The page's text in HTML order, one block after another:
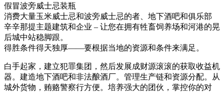
假冒波旁威士忌装瓶
消费大量玉米威士忌和波旁威士忌的者、地下酒吧和俱乐部
辛辛那提主题建筑和企业 – 让您在拥有牲畜饲养场和河港的晃
后城中站稳脚跟。
得胜条件得天独厚——要根据当地的资源和条件来满足。
白手起家，建立犯罪集团，然后发展成财源滚滚的获取收益机
器。建造地下酒吧和非法酿酒厂。管理生产链和资源分配。从
城外货物，贿赂警察行方便。培养强大的团伙，掌控你的对